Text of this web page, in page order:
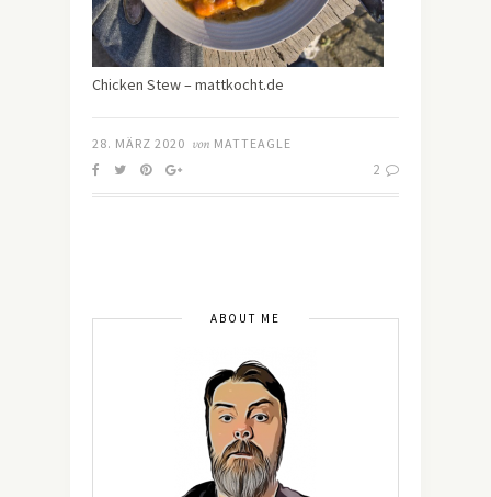
Chicken Stew – mattkocht.de
28. MÄRZ 2020 von MATTEAGLE
2
ABOUT ME